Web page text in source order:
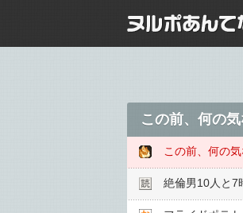
絶倫男10人と7